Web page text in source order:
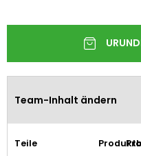
Team-Inhalt ändern
Teile